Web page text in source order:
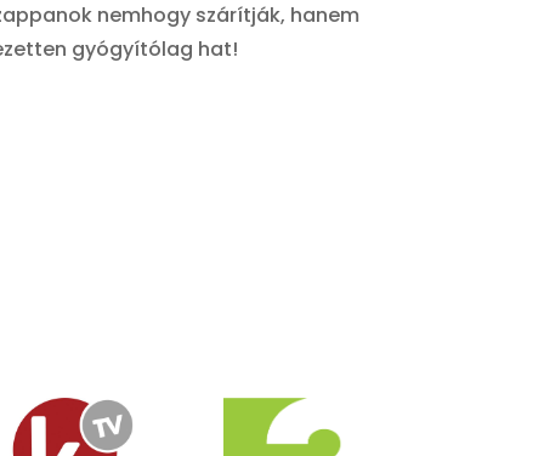
nemhogy szárítják, hanem
gyógyítólag hat!